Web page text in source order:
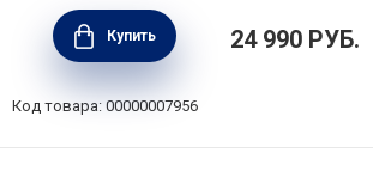
Суприм проф 5,3 л, 24 см,
Silampos, 639002BG1024
Купить 24 990 РУБ.
Код товара: 00000007956